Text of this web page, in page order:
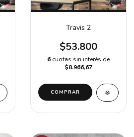
Travis 2
$53.800
6 cuotas sin interés de
$8.966,67